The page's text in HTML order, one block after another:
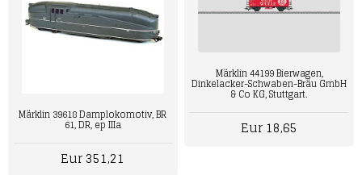
Märklin 39618 Damplokomotiv, BR
61, DR, ep IIIa
Eur 351,21
Märklin 44199 Bierwagen,
Dinkelacker-Schwaben-Bräu GmbH
& Co KG, Stuttgart.
Eur 18,65